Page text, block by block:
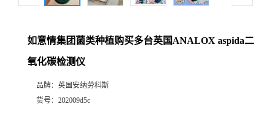
厅
如意情集团菌类种植购买多台英国ANALOX aspida二
氧化碳检测仪
品牌： 英国安纳劳科斯
货号： 202009d5c